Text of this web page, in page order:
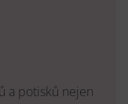
a potisků nejen